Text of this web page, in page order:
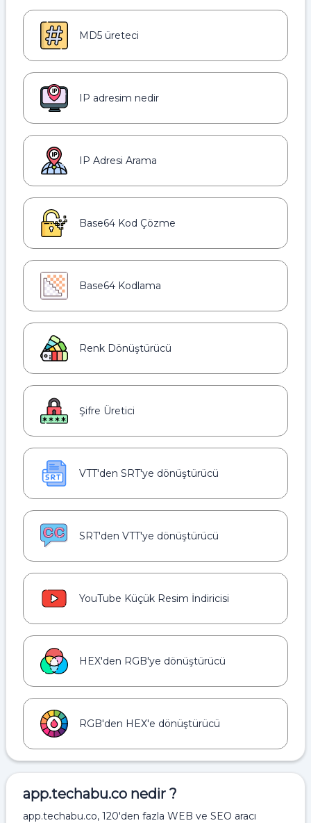
MD5 üreteci
IP adresim nedir
IP Adresi Arama
Base64 Kod Çözme
Base64 Kodlama
Renk Dönüştürücü
Şifre Üretici
VTT'den SRT'ye dönüştürücü
SRT'den VTT'ye dönüştürücü
YouTube Küçük Resim İndiricisi
HEX'den RGB'ye dönüştürücü
RGB'den HEX'e dönüştürücü
app.techabu.co nedir ?
app.techabu.co, 120'den fazla WEB ve SEO aracı